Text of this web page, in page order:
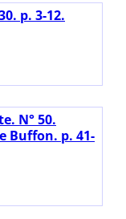
p. 3-12.
N° 50.
Buffon. p. 41-